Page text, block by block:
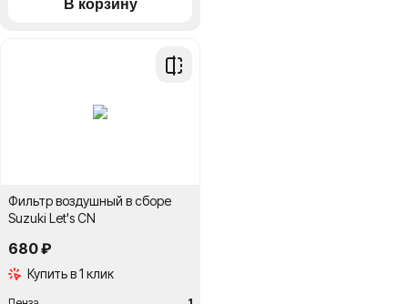
Добавить
Фильтр воздушный в сборе
Suzuki Let's CN
680 ₽
Купить в 1 клик